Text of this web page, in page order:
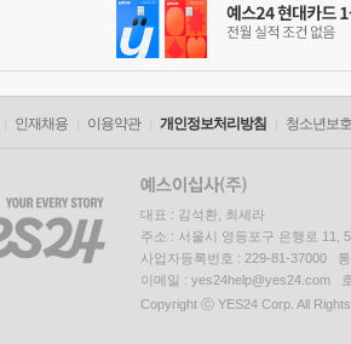
인재채용 이용약관 개인정보처리방침 청소년보
대표 : 김석환, 최세라
주소 : 서울시 영등포구 은행로 11,
사업자등록번호 : 229-81-37000
이메일 : yes24help@yes24.com
Copyright ⓒ YES24 Corp. All